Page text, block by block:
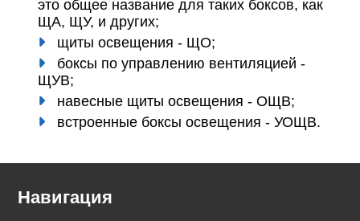
это общее название для таких боксов, как
ЩА, ЩУ, и других;
щиты освещения - ЩО;
боксы по управлению вентиляцией -
ЩУВ;
навесные щиты освещения - ОЩВ;
встроенные боксы освещения - УОЩВ.
Навигация